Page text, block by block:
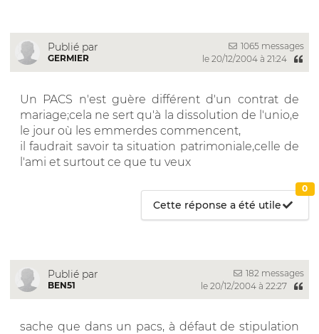
Publié par
GERMIER
1065 messages
le 20/12/2004 à 21:24
Un PACS n'est guère différent d'un contrat de
mariage;cela ne sert qu'à la dissolution de l'unio,e
le jour où les emmerdes commencent,
il faudrait savoir ta situation patrimoniale,celle de
l'ami et surtout ce que tu veux
Cette réponse a été utile
0
Publié par
BEN51
182 messages
le 20/12/2004 à 22:27
sache que dans un pacs, à défaut de stipulation